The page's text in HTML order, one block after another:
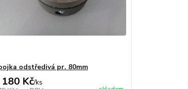
odstředivá pr. 80mm
180 Kč/ks